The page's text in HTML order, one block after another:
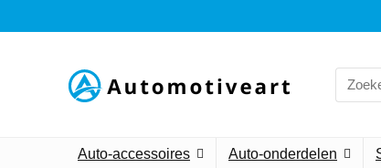
Search
for:
Auto-accessoires Auto-onderdelen